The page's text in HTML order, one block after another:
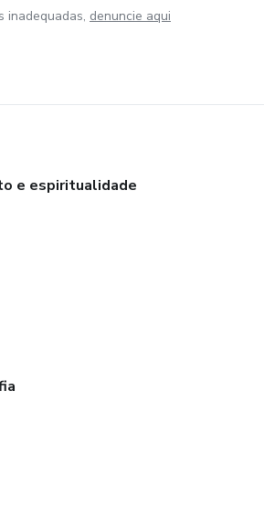
inadequadas, denuncie aqui
e espiritualidade